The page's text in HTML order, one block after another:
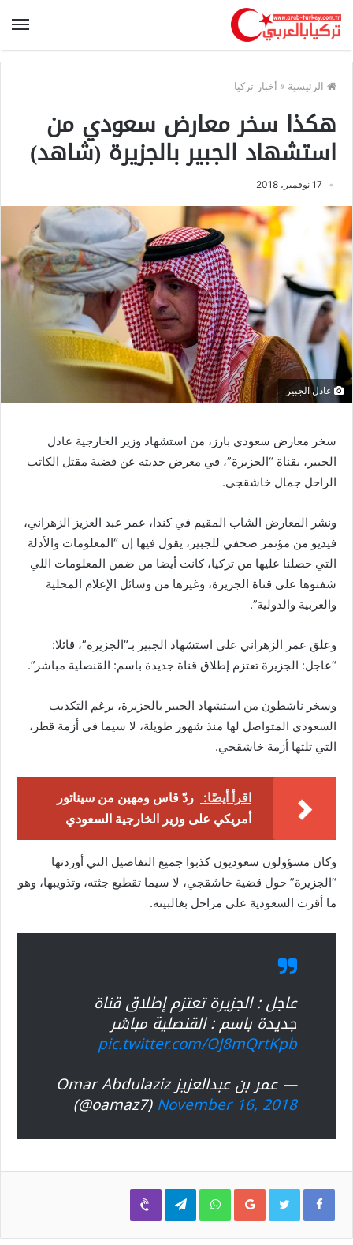
الرئيسية » أخبار تركيا
هكذا سخر معارض سعودي من
استشهاد الجبير بالجزيرة (شاهد)
17 نوفمبر، 2018
عادل الجبير
سخر معارض سعودي بارز، من استشهاد وزير الخارجية عادل
الجبير، بقناة “الجزيرة”، في معرض حديثه عن قضية مقتل الكاتب
الراحل جمال خاشقجي.
ونشر المعارض الشاب المقيم في كندا، عمر عبد العزيز الزهراني،
فيديو من مؤتمر صحفي للجبير، يقول فيها إن “المعلومات والأدلة
التي حصلنا عليها من تركيا، كانت أيضا من ضمن المعلومات اللي
شفتوها على قناة الجزيرة، وغيرها من وسائل الإعلام المحلية
والعربية والدولية”.
وعلق عمر الزهراني على استشهاد الجبير بـ”الجزيرة”، قائلا:
“عاجل: الجزيرة تعتزم إطلاق قناة جديدة باسم: القنصلية مباشر”.
وسخر ناشطون من استشهاد الجبير بالجزيرة، برغم التكذيب
السعودي المتواصل لها منذ شهور طويلة، لا سيما في أزمة قطر،
التي تلتها أزمة خاشقجي.
اقرأ أيضًا:
ردّ قاس ومهين من سيناتور
أمريكي على وزير الخارجية السعودي
وكان مسؤولون سعوديون كذبوا جميع التفاصيل التي أوردتها
“الجزيرة” حول قضية خاشقجي، لا سيما تقطيع جثته، وتذويبها، وهو
ما أقرت السعودية على مراحل بغالبيته.
عاجل : الجزيرة تعتزم إطلاق قناة
جديدة باسم : القنصلية مباشر
pic.twitter.com/OJ8mQrtKpb
— عمر بن عبدالعزيز Omar Abdulaziz
(@oamaz7)November 16, 2018
Google+
WhatsApp
Telegram
Viber